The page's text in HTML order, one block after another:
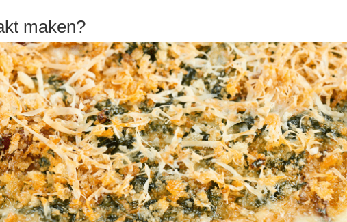
maken?